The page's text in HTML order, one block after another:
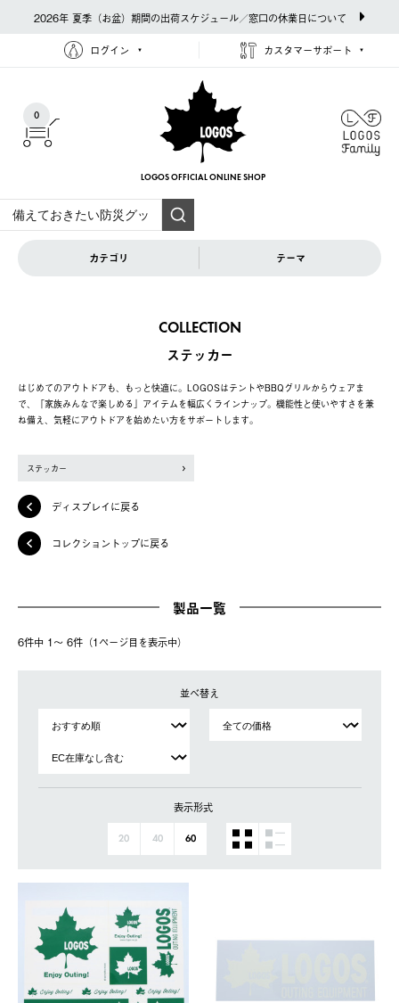
2026年 夏季（お盆）期間の出荷スケジュール／窓口の休業日について
ログイン カスタマーサポート
0
LOGOS OFFICIAL ONLINE SHOP
カテゴリ テーマ
COLLECTION
ステッカー
はじめてのアウトドアも、もっと快適に。LOGOSはテントやBBQグリルからウェアま
で、「家族みんなで楽しめる」アイテムを幅広くラインナップ。機能性と使いやすさを兼
ね備え、気軽にアウトドアを始めたい方をサポートします。
ステッカー
ディスプレイに戻る
コレクショントップに戻る
製品一覧
6件中 1〜 6件（1ページ⽬を表⽰中）
並べ替え
表示形式
20 40 60